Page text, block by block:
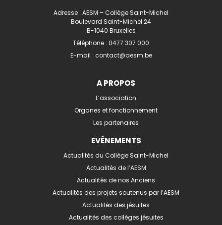
Adresse : AESM – Collège Saint-Michel
Boulevard Saint-Michel 24
B-1040 Bruxelles
Téléphone : 0477 307 000
E-mail : contact@aesm.be
A PROPOS
L’association
Organes et fonctionnement
Les partenaires
EVÉNEMENTS
Actualités du Collège Saint-Michel
Actualités de l’AESM
Actualités de nos Anciens
Actualités des projets soutenus par l’AESM
Actualités des jésuites
Actualités des collèges jésuites